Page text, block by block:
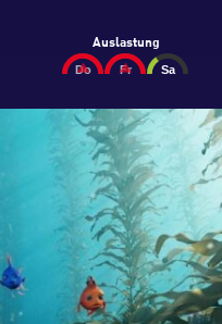
Auslastung